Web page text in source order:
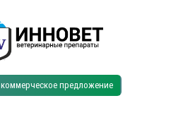
предложение